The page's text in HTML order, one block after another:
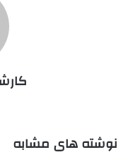
نوشته های مشابه